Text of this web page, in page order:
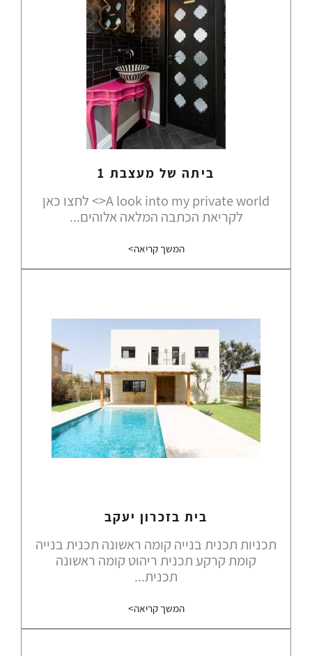
ביתה של מעצבת 1
A look into my private world<> לחצו כאן
לקריאת הכתבה המלאה אלוהים...
המשך קריאה>
בית בזכרון יעקב
תכניות תכנית בנייה קומה ראשונה תכנית בנייה
קומת קרקע תכנית ריהוט קומה ראשונה
תכנית...
המשך קריאה>